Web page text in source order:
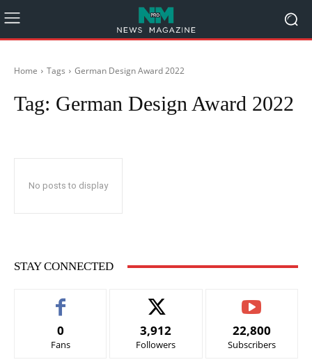
Home Tags German Design Award 2022
Tag: German Design Award 2022
No posts to display
STAY CONNECTED
0
Fans
3,912
Followers
22,800
Subscribers